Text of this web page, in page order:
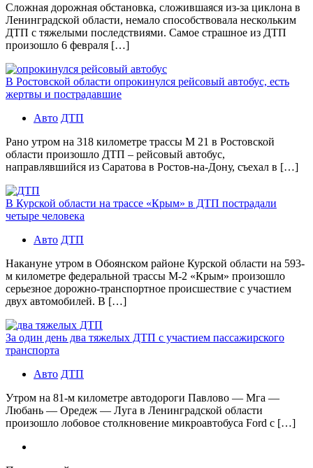
Сложная дорожная обстановка, сложившаяся из-за циклона в
Ленинградской области, немало способствовала нескольким
ДТП с тяжелыми последствиями. Самое страшное из ДТП
произошло 6 февраля […]
В Ростовской области опрокинулся рейсовый автобус, есть
жертвы и пострадавшие
Авто ДТП
Рано утром на 318 километре трассы М 21 в Ростовской
области произошло ДТП – рейсовый автобус,
направлявшийся из Саратова в Ростов-на-Дону, съехал в […]
В Курской области на трассе «Крым» в ДТП пострадали
четыре человека
Авто ДТП
Накануне утром в Обоянском районе Курской области на 593-
м километре федеральной трассы М-2 «Крым» произошло
серьезное дорожно-транспортное происшествие с участием
двух автомобилей. В […]
За один день два тяжелых ДТП с участием пассажирского
транспорта
Авто ДТП
Утром на 81-м километре автодороги Павлово — Мга —
Любань — Оредеж — Луга в Ленинградской области
произошло лобовое столкновение микроавтобуса Ford с […]